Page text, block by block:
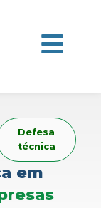
Defesa
técnica
em